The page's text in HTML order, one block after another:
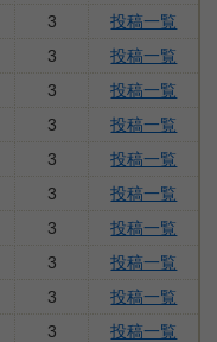
3
投稿一覧
3
投稿一覧
3
投稿一覧
3
投稿一覧
3
投稿一覧
3
投稿一覧
3
投稿一覧
3
投稿一覧
3
投稿一覧
3
投稿一覧